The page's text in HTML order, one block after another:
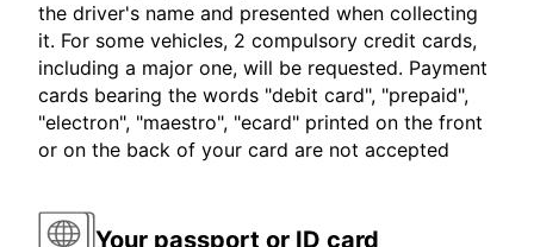
the driver's name and presented when collecting
it. For some vehicles, 2 compulsory credit cards,
including a major one, will be requested. Payment
cards bearing the words "debit card", "prepaid",
"electron", "maestro", "ecard" printed on the front
or on the back of your card are not accepted
Your passport or ID card